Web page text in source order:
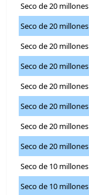
Seco de 20 millones
Seco de 20 millones
Seco de 20 millones
Seco de 20 millones
Seco de 20 millones
Seco de 20 millones
Seco de 20 millones
Seco de 20 millones
Seco de 10 millones
Seco de 10 millones